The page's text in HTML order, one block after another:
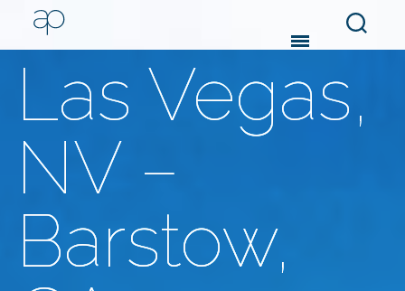
Menu
Search
Las Vegas,
NV –
Barstow,